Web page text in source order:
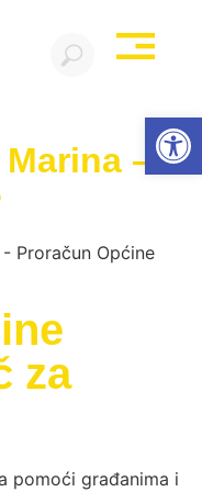
–
- Proračun Općine
za
pomoći građanima i